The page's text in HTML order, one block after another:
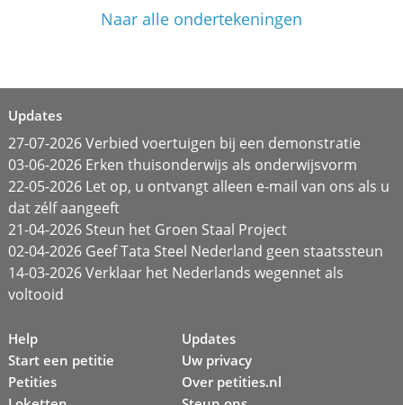
Naar alle ondertekeningen
Updates
27-07-2026 Verbied voertuigen bij een demonstratie
03-06-2026 Erken thuisonderwijs als onderwijsvorm
22-05-2026 Let op, u ontvangt alleen e-mail van ons als u
dat zélf aangeeft
21-04-2026 Steun het Groen Staal Project
02-04-2026 Geef Tata Steel Nederland geen staatssteun
14-03-2026 Verklaar het Nederlands wegennet als
voltooid
Help
Start een petitie
Petities
Updates
Uw privacy
Over petities.nl